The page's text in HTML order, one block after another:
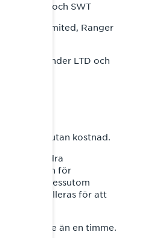
LE, SE och SWT
Ranger Limited, Ranger
Commander LTD och
fordon utan kostnad.
att ändra
och platsen för
utlopp. Dessutom
att installeras för att
ta mindre än en timme.